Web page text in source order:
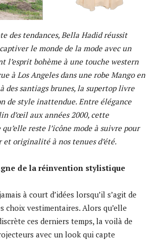
des tendances, Bella Hadid réussit
le monde de la mode avec un
l’esprit bohème à une touche western
à Los Angeles dans une robe Mango en
des santiags brunes, la supertop livre
de style inattendue. Entre élégance
d’œil aux années 2000, cette
reste l’icône mode à suivre pour
originalité à nos tenues d’été.
de la réinvention stylistique
à court d’idées lorsqu’il s’agit de
choix vestimentaires. Alors qu’elle
ces derniers temps, la voilà de
avec un look qui capte